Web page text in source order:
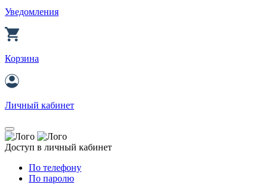
Уведомления
Корзина
Личный кабинет
Доступ в личный кабинет
По телефону
По паролю